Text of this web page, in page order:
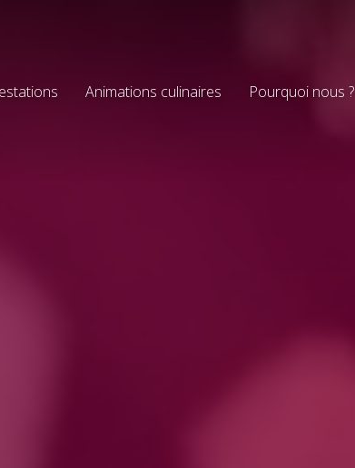
Animations culinaires Pourquoi nous ?